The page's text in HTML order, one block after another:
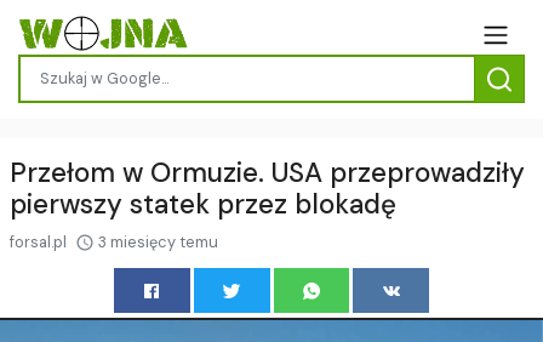
Przełom w Ormuzie. USA przeprowadziły
pierwszy statek przez blokadę
forsal.pl 3 miesięcy temu